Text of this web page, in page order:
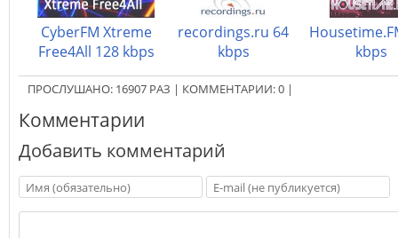
CyberFM Xtreme
Free4All 128 kbps
recordings.ru 64
kbps
kbps
ПРОСЛУШАНО: 16907 РАЗ | КОММЕНТАРИИ:0 |
Комментарии
Добавить комментарий